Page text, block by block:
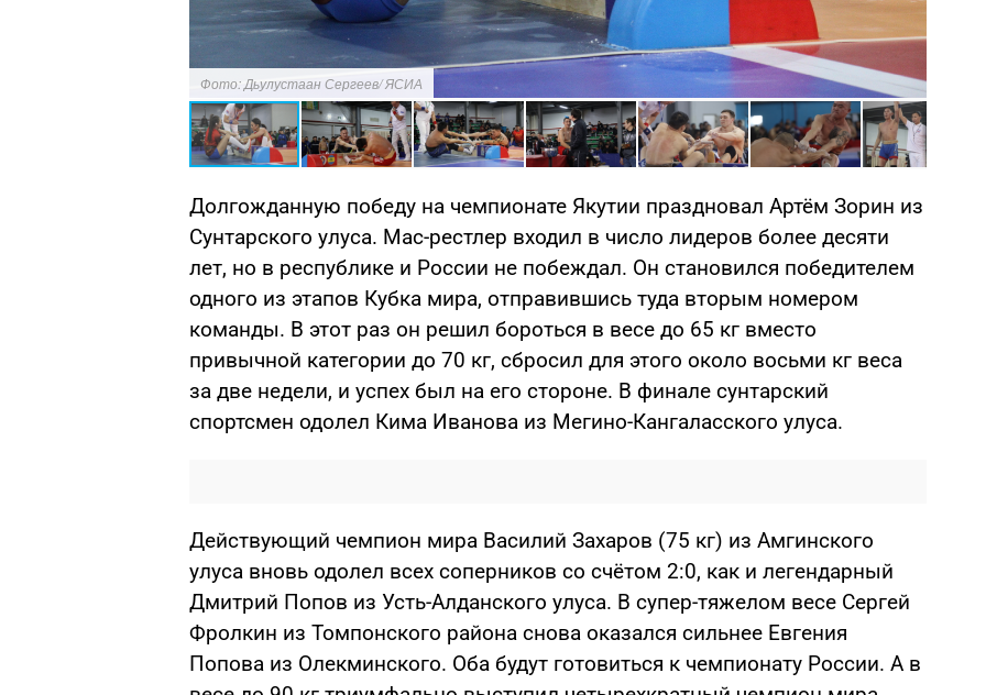
Фото: Дьулустаан Сергеев/ ЯСИА
Долгожданную победу на чемпионате Якутии праздновал Артём Зорин из
Сунтарского улуса. Мас-рестлер входил в число лидеров более десяти
лет, но в республике и России не побеждал. Он становился победителем
одного из этапов Кубка мира, отправившись туда вторым номером
команды. В этот раз он решил бороться в весе до 65 кг вместо
привычной категории до 70 кг, сбросил для этого около восьми кг веса
за две недели, и успех был на его стороне. В финале сунтарский
спортсмен одолел Кима Иванова из Мегино-Кангаласского улуса.
Действующий чемпион мира Василий Захаров (75 кг) из Амгинского
улуса вновь одолел всех соперников со счётом 2:0, как и легендарный
Дмитрий Попов из Усть-Алданского улуса. В супер-тяжелом весе Сергей
Фролкин из Томпонского района снова оказался сильнее Евгения
Попова из Олекминского. Оба будут готовиться к чемпионату России. А в